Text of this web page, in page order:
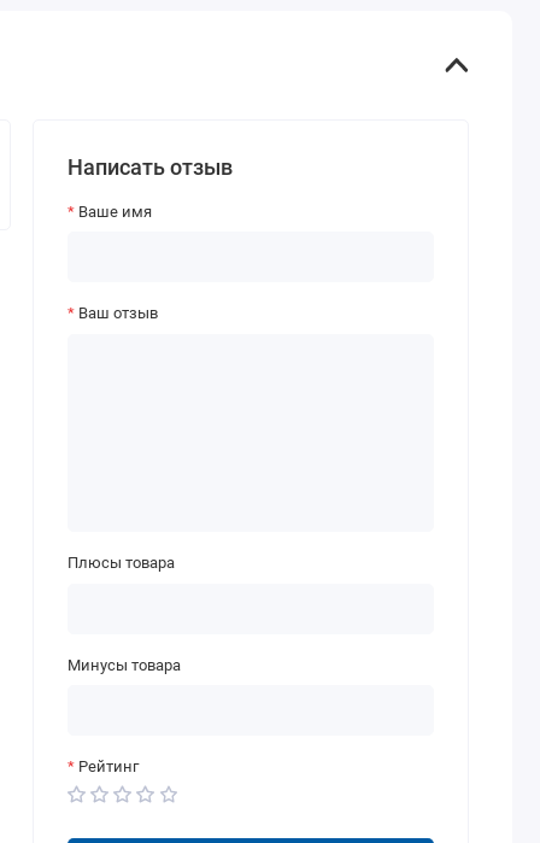
Написать отзыв
Ваше имя
Ваш отзыв
Плюсы товара
Минусы товара
Рейтинг